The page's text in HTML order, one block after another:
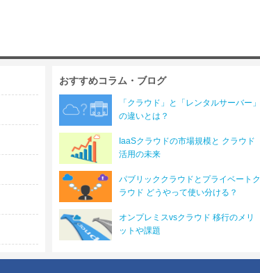
おすすめコラム・ブログ
「クラウド」と「レンタルサーバー」
の違いとは？
IaaSクラウドの市場規模と クラウド
活用の未来
パブリッククラウドとプライベートク
ラウド どうやって使い分ける？
オンプレミスvsクラウド 移行のメリ
ットや課題